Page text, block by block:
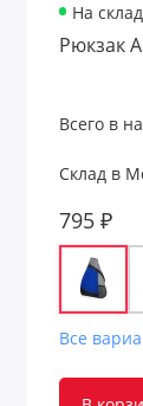
На
Рюкзак
Всего в
Склад в
795 ₽
Все